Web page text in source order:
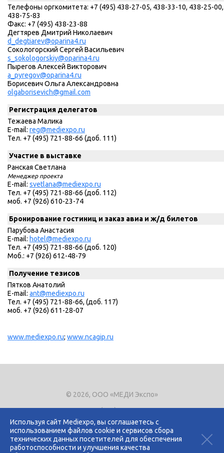
Используя сайт Mediexpo, вы соглашаетесь с
использованием файлов cookie и сервисов сбора
технических данных посетителей для обеспечения
работоспособности и улучшения качества
Телефоны оргкомитета: +7 (495) 438-27-05, 438-33-10, 438-25-
438-75-83
Факс: +7 (495) 438-23-88
Дегтярев Дмитрий Николаевич
d_degtiarev@oparina4.ru
Сокологорский Сергей Васильевич
s_sokologorskiy@oparina4.ru
Пырегов Алексей Викторович
a_pyregov@oparina4.ru
Борисевич Ольга Александровна
olgaborisevich@gmail.com
Регистрация делегатов
Тежаева Малика
E-mail: reg@mediexpo.ru
Тел. +7 (495) 721-88-66 (доб. 111)
Участие в выставке
Ранская Светлана
Менеджер проекта
E-mail: svetlana@mediexpo.ru
Тел. +7 (495) 721-88-66 (доб. 112)
моб. +7 (926) 610-23-74
Бронирование гостиниц и заказ авиа и ж/д билетов
Парубова Анастасия
E-mail: hotel@mediexpo.ru
Тел. +7 (495) 721-88-66 (доб. 120)
Моб.: +7 (926) 612-48-79
Получение тезисов
Пятков Анатолий
E-mail: ant@mediexpo.ru
Тел. +7 (495) 721-88-66, (доб. 117)
моб. +7 (926) 611-28-07
www.mediexpo.ru; www.ncagip.ru
© 2026, ООО «МЕДИ Экспо»
Тел.+7 (495) 721-8866
E-mail:expo@mediexpo.ru
Контакты
Политика использования cookies
Политика конфиденциальности